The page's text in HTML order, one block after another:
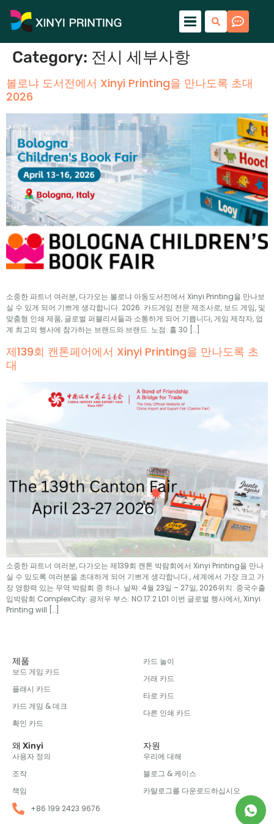
Category: 전시 세부사항
볼로냐 도서전에서 Xinyi Printing을 만나도록 초대
2026
소중한 파트너 여러분, 다가오는 볼로냐 아동도서전에서 Xinyi Printing을 만나보
실 수 있게 되어 기쁘게 생각합니다. 2026. 카드게임 전문 제조사로, 보드 게임, 및
맞춤형 인쇄 제품, 글로벌 퍼블리셔들과 소통하게 되어 기쁩니다, 게임 제작자, 업
계 최고의 행사에 참가하는 브랜드와 브랜드. 노점: 홀 30 […]
제139회 캔톤페어에서 Xinyi Printing을 만나도록 초
대
소중한 파트너 여러분, 다가오는 제139회 캔톤 박람회에서 Xinyi Printing을 만나
실 수 있도록 여러분을 초대하게 되어 기쁘게 생각합니다., 세계에서 가장 크고 가
장 영향력 있는 무역 박람회 중 하나. 날짜: 4월 23일 – 27일, 2026위치: 중국수출
입박람회 ComplexCity: 광저우 부스: NO.17.2 L01 이번 글로벌 행사에서,Xinyi
Printing will […]
제품
보드 게임 카드
플래시 카드
카드 게임 & 데크
확인 카드
카드 놀이
거래 카드
타로 카드
다른 인쇄 카드
왜 Xinyi
사용자 정의
조작
책임
자원
우리에 대해
블로그 & 케이스
카탈로그를 다운로드하십시오
+86 199 2423 9676